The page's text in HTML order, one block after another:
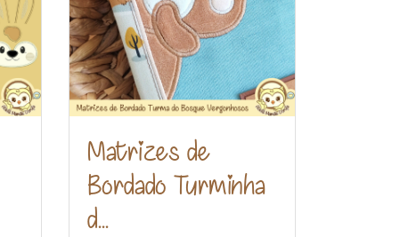
Matrizes de
Bordado Turminha
d...